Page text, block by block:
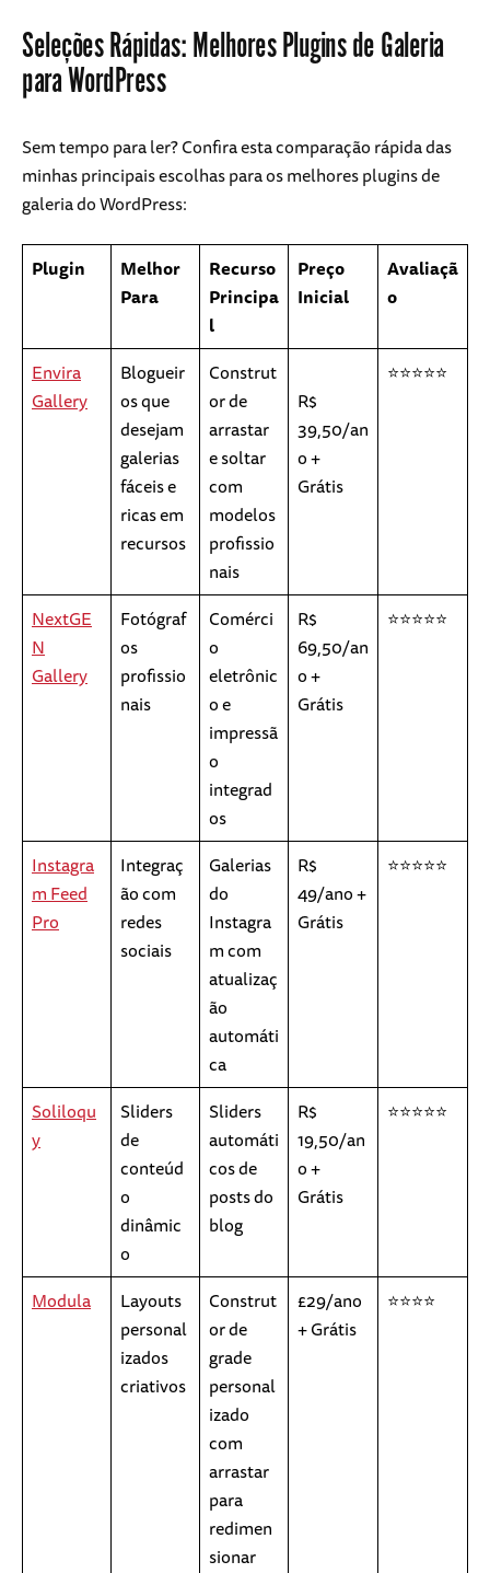
Seleções Rápidas: Melhores Plugins de Galeria
para WordPress
Sem tempo para ler? Confira esta comparação rápida das
minhas principais escolhas para os melhores plugins de
galeria do WordPress:
Plugin
Melhor
Para
Recurso
Principa
l
Preço
Inicial
Avaliaçã
o
Envira
Gallery
Blogueir
os que
desejam
galerias
fáceis e
ricas em
recursos
Construt
or de
arrastar
e soltar
com
modelos
profissio
nais
R$
39,50/an
o +
Grátis
⭐⭐⭐⭐⭐
NextGE
N
Gallery
Fotógraf
os
profissio
nais
Comérci
o
eletrônic
o e
impressã
o
integrad
os
R$
69,50/an
o +
Grátis
⭐⭐⭐⭐⭐
Instagra
m Feed
Pro
Integraç
ão com
redes
sociais
Galerias
do
Instagra
m com
atualizaç
ão
automáti
ca
R$
49/ano +
Grátis
⭐⭐⭐⭐⭐
Soliloqu
y
Sliders
de
conteúd
o
dinâmic
o
Sliders
automáti
cos de
posts do
blog
R$
19,50/an
o +
Grátis
⭐⭐⭐⭐⭐
Modula
Layouts
personal
izados
criativos
Construt
or de
grade
personal
izado
com
arrastar
para
redimen
sionar
£29/ano
+ Grátis
⭐⭐⭐⭐